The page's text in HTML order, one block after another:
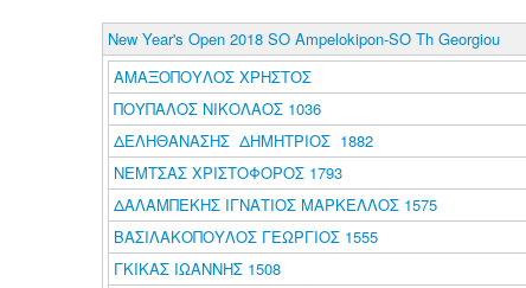
New Year's Open 2018 SO Ampelokipon-SO Th Georgiou
ΑΜΑΞΟΠΟΥΛΟΣ ΧΡΗΣΤΟΣ
ΠΟΥΠΑΛΟΣ ΝΙΚΟΛΑΟΣ 1036
ΔΕΛΗΘΑΝΑΣΗΣ ΔΗΜΗΤΡΙΟΣ 1882
ΝΕΜΤΣΑΣ ΧΡΙΣΤΟΦΟΡΟΣ 1793
ΔΑΛΑΜΠΕΚΗΣ ΙΓΝΑΤΙΟΣ ΜΑΡΚΕΛΛΟΣ 1575
ΒΑΣΙΛΑΚΟΠΟΥΛΟΣ ΓΕΩΡΓΙΟΣ 1555
ΓΚΙΚΑΣ ΙΩΑΝΝΗΣ 1508